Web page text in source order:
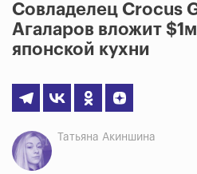
Совладелец Crocus
Агаларов вложит
японской кухни
Татьяна Акиншина